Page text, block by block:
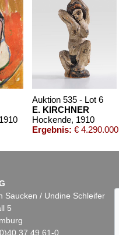
Auktion 535 - Lot 6
E. KIRCHNER
Hockende, 1910
Ergebnis: € 4.290.000
Saucken / Undine Schleifer
5
37 49 61-0